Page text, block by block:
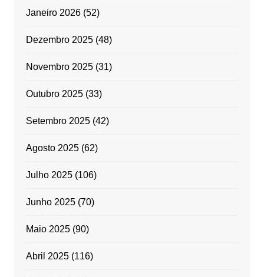
Janeiro 2026(52)
Dezembro 2025(48)
Novembro 2025(31)
Outubro 2025(33)
Setembro 2025(42)
Agosto 2025(62)
Julho 2025(106)
Junho 2025(70)
Maio 2025(90)
Abril 2025(116)